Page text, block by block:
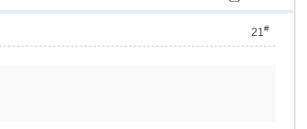
21#